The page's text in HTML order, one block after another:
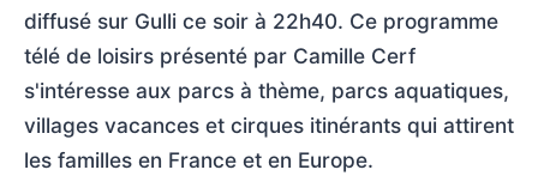
diffusé sur Gulli ce soir à 22h40. Ce programme
télé de loisirs présenté par Camille Cerf
s'intéresse aux parcs à thème, parcs aquatiques,
villages vacances et cirques itinérants qui attirent
les familles en France et en Europe.